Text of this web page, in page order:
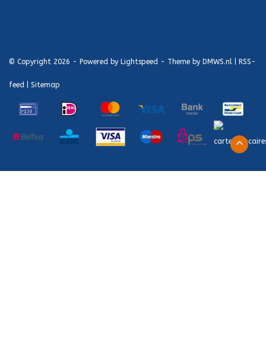
© Copyright 2026 - Powered by Lightspeed - Theme by DMWS.nl RSS-
feed Sitemap